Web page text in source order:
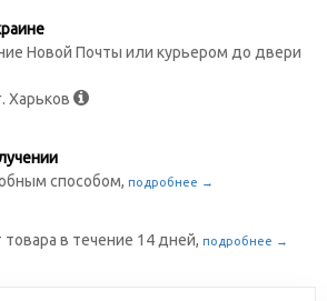
Новой Почты или курьером до двери
Харьков
способом, подробнее →
в течение 14 дней, подробнее →